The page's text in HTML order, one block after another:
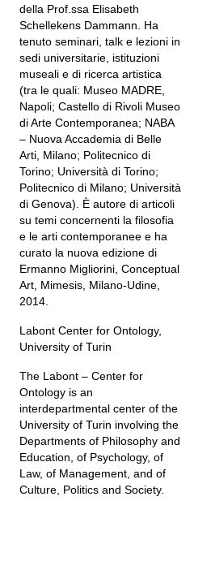
della Prof.ssa Elisabeth
Schellekens Dammann. Ha
tenuto seminari, talk e lezioni in
sedi universitarie, istituzioni
museali e di ricerca artistica
(tra le quali: Museo MADRE,
Napoli; Castello di Rivoli Museo
di Arte Contemporanea; NABA
– Nuova Accademia di Belle
Arti, Milano; Politecnico di
Torino; Università di Torino;
Politecnico di Milano; Università
di Genova). È autore di articoli
su temi concernenti la filosofia
e le arti contemporanee e ha
curato la nuova edizione di
Ermanno Migliorini, Conceptual
Art, Mimesis, Milano-Udine,
2014.
Labont Center for Ontology,
University of Turin
The Labont – Center for
Ontology is an
interdepartmental center of the
University of Turin involving the
Departments of Philosophy and
Education, of Psychology, of
Law, of Management, and of
Culture, Politics and Society.